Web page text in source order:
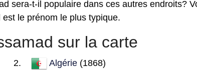
sera-t-il populaire dans ces autres endroits?
le prénom le plus typique.
sur la carte
Algérie(1868)